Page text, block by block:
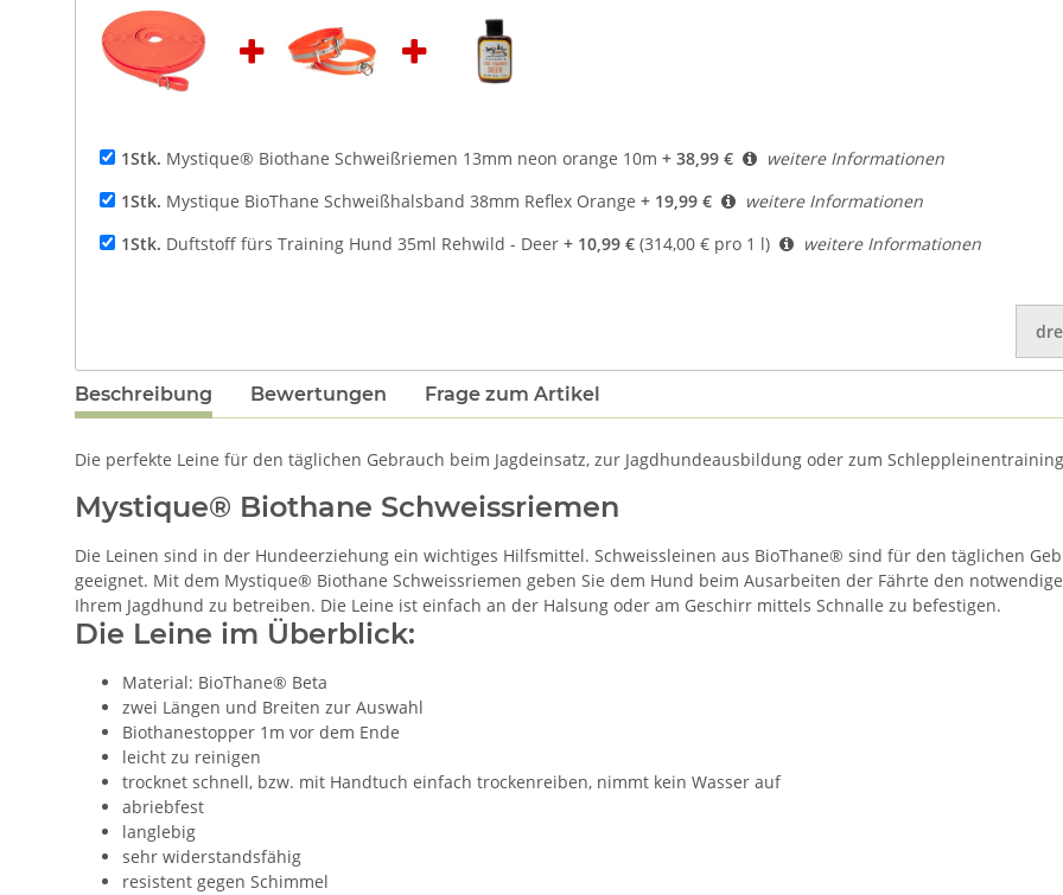
1Stk. Mystique® Biothane Schweißriemen 13mm neon orange 10m + 38,99 €
weitere Informationen
1Stk. Mystique BioThane Schweißhalsband 38mm Reflex Orange + 19,99 €
weitere Informationen
1Stk. Duftstoff fürs Training Hund 35ml Rehwild - Deer + 10,99 € (314,00 € pro 1 l)
weitere Informationen
Beschreibung Bewertungen Frage zum Artikel
Die perfekte Leine für den täglichen Gebrauch beim Jagdeinsatz, zur Jagdhundeausbildung oder zum
Mystique® Biothane Schweissriemen
Die Leinen sind in der Hundeerziehung ein wichtiges Hilfsmittel. Schweissleinen aus BioThane® sind für den täglichen
geeignet. Mit dem Mystique® Biothane Schweissriemen geben Sie dem Hund beim Ausarbeiten der Fährte den
Ihrem Jagdhund zu betreiben. Die Leine ist einfach an der Halsung oder am Geschirr mittels Schnalle zu befestigen.
Die Leine im Überblick:
Material: BioThane® Beta
zwei Längen und Breiten zur Auswahl
Biothanestopper 1m vor dem Ende
leicht zu reinigen
trocknet schnell, bzw. mit Handtuch einfach trockenreiben, nimmt kein Wasser auf
abriebfest
langlebig
sehr widerstandsfähig
resistent gegen Schimmel